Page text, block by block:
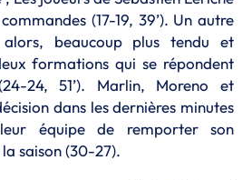
(17-19, 39’). Un autre
alors, beaucoup plus tendu et
formations qui se répondent
24, 51’). Marlin, Moreno et
dans les dernières minutes
équipe de remporter son
saison (30-27).